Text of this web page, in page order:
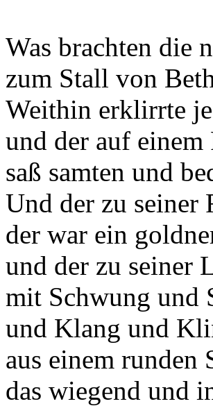
Was brachten die
zum Stall von
Weithin erklirrte
und der auf
saß samten und
Und der zu seiner
der war ein
und der zu seiner
mit Schwung und
und Klang und
aus einem runden
das wiegend und